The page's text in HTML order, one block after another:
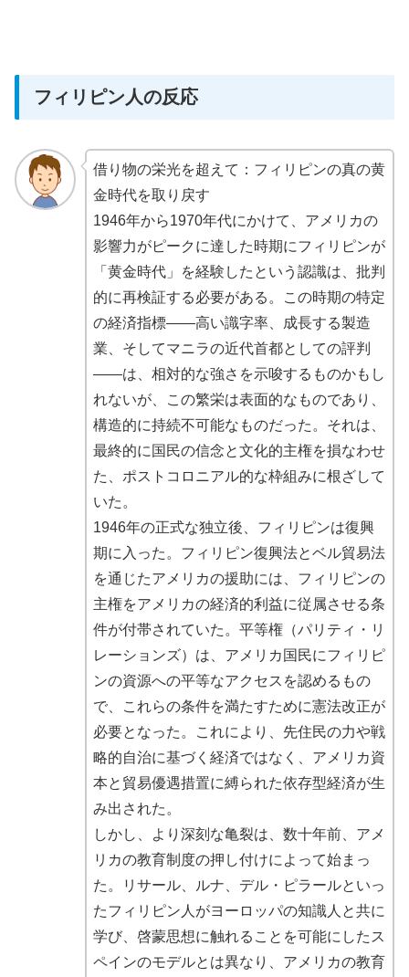
フィリピン人の反応
借り物の栄光を超えて：フィリピンの真の黄
金時代を取り戻す
1946年から1970年代にかけて、アメリカの
影響力がピークに達した時期にフィリピンが
「黄金時代」を経験したという認識は、批判
的に再検証する必要がある。この時期の特定
の経済指標――高い識字率、成長する製造
業、そしてマニラの近代首都としての評判
――は、相対的な強さを示唆するものかもし
れないが、この繁栄は表面的なものであり、
構造的に持続不可能なものだった。それは、
最終的に国民の信念と文化的主権を損なわせ
た、ポストコロニアル的な枠組みに根ざして
いた。
1946年の正式な独立後、フィリピンは復興
期に入った。フィリピン復興法とベル貿易法
を通じたアメリカの援助には、フィリピンの
主権をアメリカの経済的利益に従属させる条
件が付帯されていた。平等権（パリティ・リ
レーションズ）は、アメリカ国民にフィリピ
ンの資源への平等なアクセスを認めるもの
で、これらの条件を満たすために憲法改正が
必要となった。これにより、先住民の力や戦
略的自治に基づく経済ではなく、アメリカ資
本と貿易優遇措置に縛られた依存型経済が生
み出された。
しかし、より深刻な亀裂は、数十年前、アメ
リカの教育制度の押し付けによって始まっ
た。リサール、ルナ、デル・ピラールといっ
たフィリピン人がヨーロッパの知識人と共に
学び、啓蒙思想に触れることを可能にしたス
ペインのモデルとは異なり、アメリカの教育